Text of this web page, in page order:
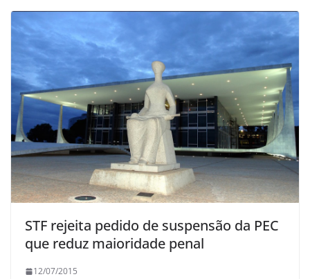
STF rejeita pedido de suspensão da PEC
que reduz maioridade penal
12/07/2015